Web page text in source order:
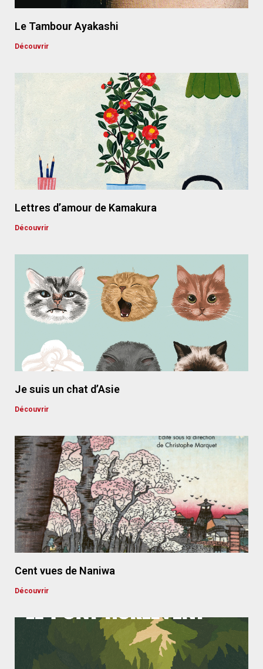
Le Tambour Ayakashi
Découvrir
Lettres d’amour de Kamakura
Découvrir
Je suis un chat d’Asie
Découvrir
Cent vues de Naniwa
Découvrir